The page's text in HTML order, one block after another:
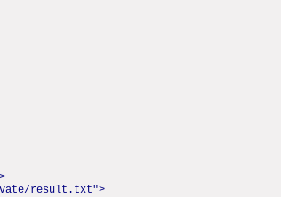
result.txt">